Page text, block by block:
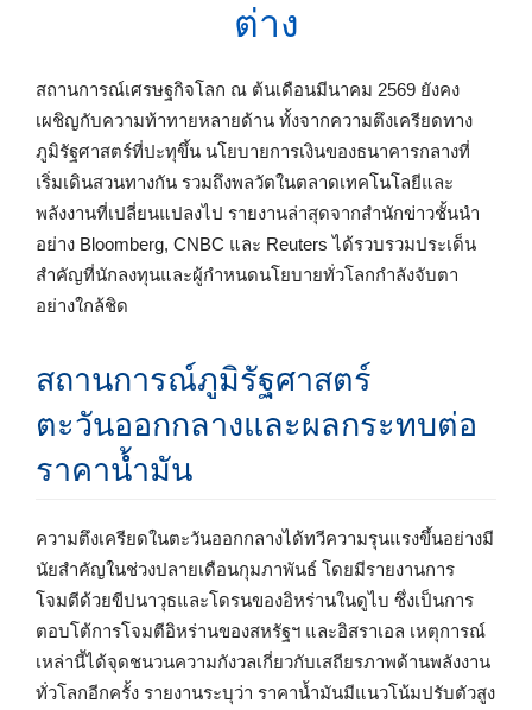
ต่าง
สถานการณ์เศรษฐกิจโลก ณ ต้นเดือนมีนาคม 2569 ยังคง
เผชิญกับความท้าทายหลายด้าน ทั้งจากความตึงเครียดทาง
ภูมิรัฐศาสตร์ที่ปะทุขึ้น นโยบายการเงินของธนาคารกลางที่
เริ่มเดินสวนทางกัน รวมถึงพลวัตในตลาดเทคโนโลยีและ
พลังงานที่เปลี่ยนแปลงไป รายงานล่าสุดจากสำนักข่าวชั้นนำ
อย่าง Bloomberg, CNBC และ Reuters ได้รวบรวมประเด็น
สำคัญที่นักลงทุนและผู้กำหนดนโยบายทั่วโลกกำลังจับตา
อย่างใกล้ชิด
สถานการณ์ภูมิรัฐศาสตร์
ตะวันออกกลางและผลกระทบต่อ
ราคาน้ำมัน
ความตึงเครียดในตะวันออกกลางได้ทวีความรุนแรงขึ้นอย่างมี
นัยสำคัญในช่วงปลายเดือนกุมภาพันธ์ โดยมีรายงานการ
โจมตีด้วยขีปนาวุธและโดรนของอิหร่านในดูไบ ซึ่งเป็นการ
ตอบโต้การโจมตีอิหร่านของสหรัฐฯ และอิสราเอล เหตุการณ์
เหล่านี้ได้จุดชนวนความกังวลเกี่ยวกับเสถียรภาพด้านพลังงาน
ทั่วโลกอีกครั้ง รายงานระบุว่า ราคาน้ำมันมีแนวโน้มปรับตัวสูง